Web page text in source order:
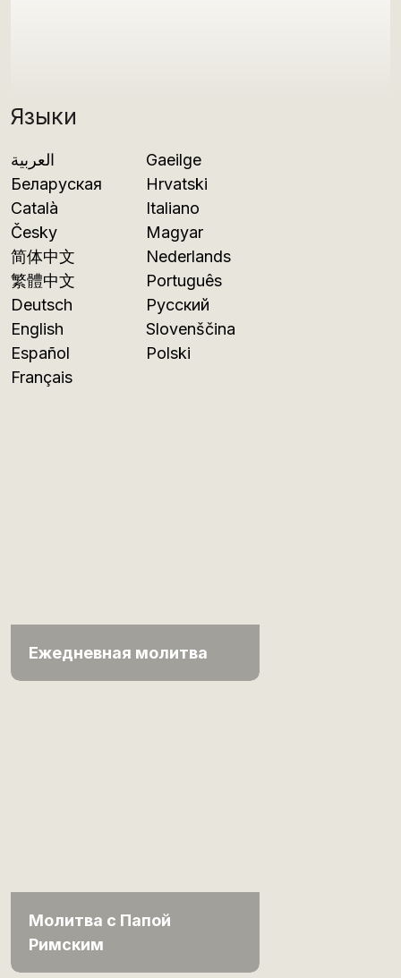
Языки
العربية
Беларуская
Català
Česky
简体中文
繁體中文
Deutsch
English
Español
Français
Gaeilge
Hrvatski
Italiano
Magyar
Nederlands
Português
Русский
Slovenščina
Polski
Ежедневная молитва
Молитва с Папой
Римским